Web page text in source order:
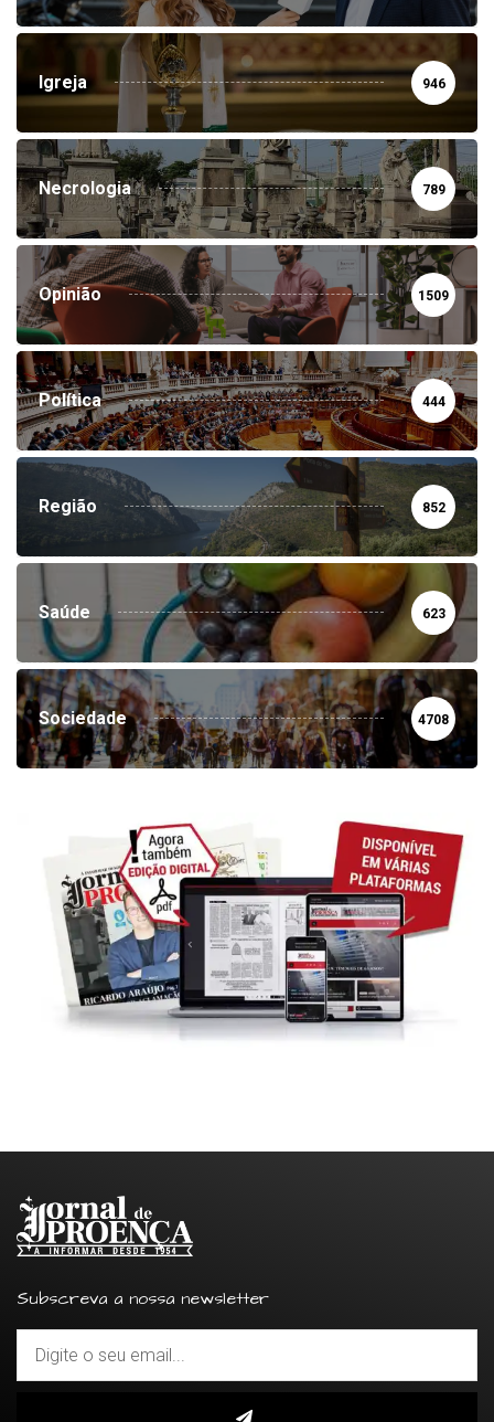
Igreja 946
Necrologia 789
Opinião 1509
Política 444
Região 852
Saúde 623
Sociedade 4708
Subscreva a nossa newsletter